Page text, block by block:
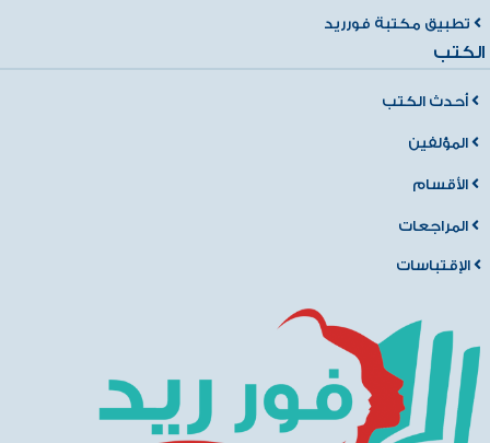
تطبيق مكتبة فورريد
الكتب
أحدث الكتب
المؤلفين
الأقسام
المراجعات
الإقتباسات